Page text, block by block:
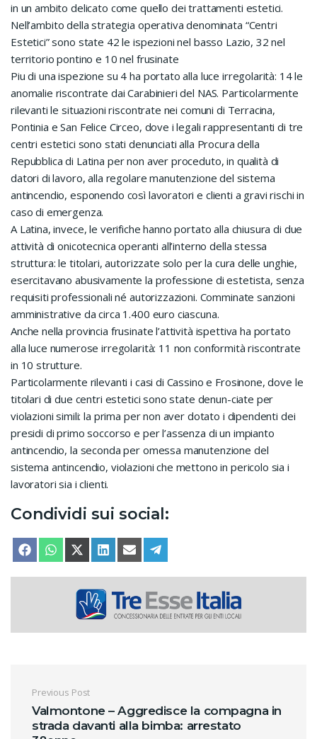
in un ambito delicato come quello dei trattamenti estetici.
Nell’ambito della strategia operativa denominata “Centri
Estetici” sono state 42 le ispezioni nel basso Lazio, 32 nel
territorio pontino e 10 nel frusinate
Piu di una ispezione su 4 ha portato alla luce irregolarità: 14 le
anomalie riscontrate dai Carabinieri del NAS. Particolarmente
rilevanti le situazioni riscontrate nei comuni di Terracina,
Pontinia e San Felice Circeo, dove i legali rappresentanti di tre
centri estetici sono stati denunciati alla Procura della
Repubblica di Latina per non aver proceduto, in qualità di
datori di lavoro, alla regolare manutenzione del sistema
antincendio, esponendo così lavoratori e clienti a gravi rischi in
caso di emergenza.
A Latina, invece, le verifiche hanno portato alla chiusura di due
attività di onicotecnica operanti all’interno della stessa
struttura: le titolari, autorizzate solo per la cura delle unghie,
esercitavano abusivamente la professione di estetista, senza
requisiti professionali né autorizzazioni. Comminate sanzioni
amministrative da circa 1.400 euro ciascuna.
Anche nella provincia frusinate l’attività ispettiva ha portato
alla luce numerose irregolarità: 11 non conformità riscontrate
in 10 strutture.
Particolarmente rilevanti i casi di Cassino e Frosinone, dove le
titolari di due centri estetici sono state denun-ciate per
violazioni simili: la prima per non aver dotato i dipendenti dei
presidi di primo soccorso e per l’assenza di un impianto
antincendio, la seconda per omessa manutenzione del
sistema antincendio, violazioni che mettono in pericolo sia i
lavoratori sia i clienti.
Condividi sui social:
SHARE ON
FACEBOOKSHARE ON
WHATSAPPSHARE ON
X (TWITTER)
SHARE ON
LINKEDINSHARE ON
EMAIL
Navigazione articoli
Previous Post
Valmontone – Aggredisce la compagna in
strada davanti alla bimba: arrestato